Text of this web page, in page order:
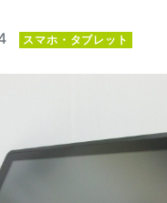
スマホ・タブレット